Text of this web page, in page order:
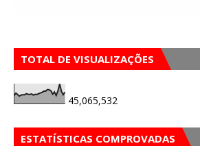
TOTAL DE VISUALIZAÇÕES
45,065,532
ESTATÍSTICAS COMPROVADAS